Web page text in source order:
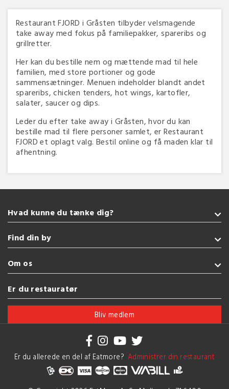
Restaurant FJORD i Gråsten tilbyder velsmagende
take away med fokus på familiepakker, spareribs og
grillretter.
Her kan du bestille nem og mættende mad til hele
familien, med store portioner og gode
sammensætninger. Menuen indeholder blandt andet
spareribs, chicken tenders, hot wings, kartofler,
salater, saucer og dips.
Leder du efter take away i Gråsten, hvor du kan
bestille mad til flere personer samlet, er Restaurant
FJORD et oplagt valg. Bestil online og få maden klar til
afhentning.
Hvad kunne du tænke dig?
Takeaway
Glutenfri
Burger
Tyrkisk
Se flere køkkener
Find din by
Sønderborg
Kolding
Esbjerg
Vejle
Om os
Handelsbetingelser
Brug af cookies
Er du restauratør
Bliv medlem
Er du allerede en del af Eatmore? Administrer din restaurant